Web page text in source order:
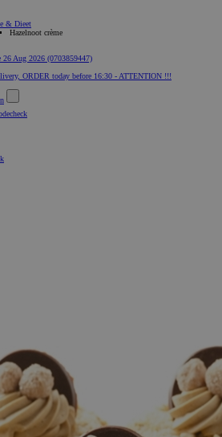
& Dieet
Hazelnoot crème
Aug 2026 (0703859447)
ORDER today before 16:30 - ATTENTION !!!